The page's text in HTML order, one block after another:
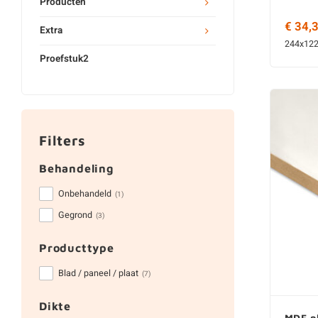
Extra
Proefstuk2
Filters
Behandeling
Onbehandeld (1)
Gegrond (3)
Producttype
Blad / paneel / plaat (7)
Dikte
€